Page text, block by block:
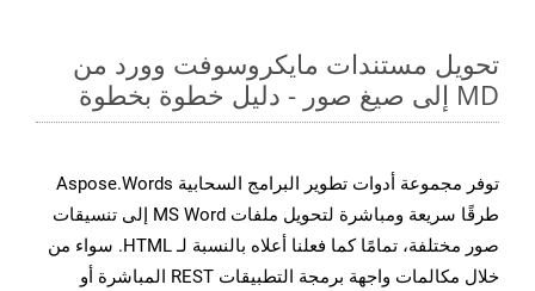
تحويل مستندات مايكروسوفت وورد من
MD إلى صيغ صور - دليل خطوة بخطوة
توفر مجموعة أدوات تطوير البرامج السحابية Aspose.Words
طرقًا سريعة ومباشرة لتحويل ملفات MS Word إلى تنسيقات
صور مختلفة، تمامًا كما فعلنا أعلاه بالنسبة لـ HTML. سواء من
خلال مكالمات واجهة برمجة التطبيقات REST المباشرة أو